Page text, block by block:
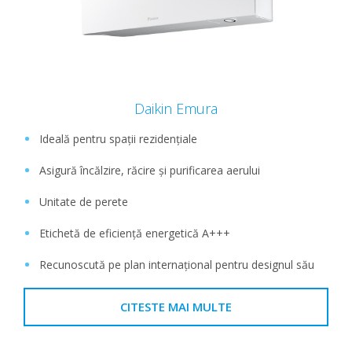
Daikin Emura
Ideală pentru spații rezidențiale
Asigură încălzire, răcire și purificarea aerului
Unitate de perete
Etichetă de eficiență energetică A+++
Recunoscută pe plan internațional pentru designul său
CITESTE MAI MULTE